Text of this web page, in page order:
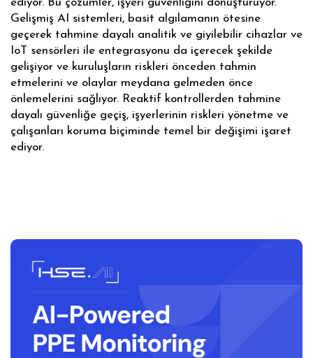
ediyor. Bu çözümler, işyeri güvenliğini dönüştürüyor.
Gelişmiş AI sistemleri, basit algılamanın ötesine
geçerek tahmine dayalı analitik ve giyilebilir cihazlar ve
IoT sensörleri ile entegrasyonu da içerecek şekilde
gelişiyor ve kuruluşların riskleri önceden tahmin
etmelerini ve olaylar meydana gelmeden önce
önlemelerini sağlıyor. Reaktif kontrollerden tahmine
dayalı güvenliğe geçiş, işyerlerinin riskleri yönetme ve
çalışanları koruma biçiminde temel bir değişimi işaret
ediyor.